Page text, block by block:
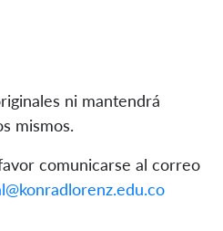
ni mantendrá
mismos.
comunicarse al correo